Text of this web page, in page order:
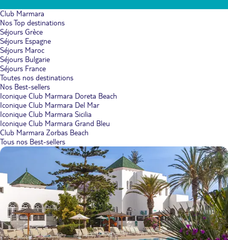
Club Marmara
Nos Top destinations
Séjours Grèce
Séjours Espagne
Séjours Maroc
Séjours Bulgarie
Séjours France
Toutes nos destinations
Nos Best-sellers
Iconique Club Marmara Doreta Beach
Iconique Club Marmara Del Mar
Iconique Club Marmara Sicilia
Iconique Club Marmara Grand Bleu
Club Marmara Zorbas Beach
Tous nos Best-sellers